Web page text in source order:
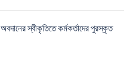
স্বীকৃতিতে কর্মকর্তাদের পুরস্কৃত